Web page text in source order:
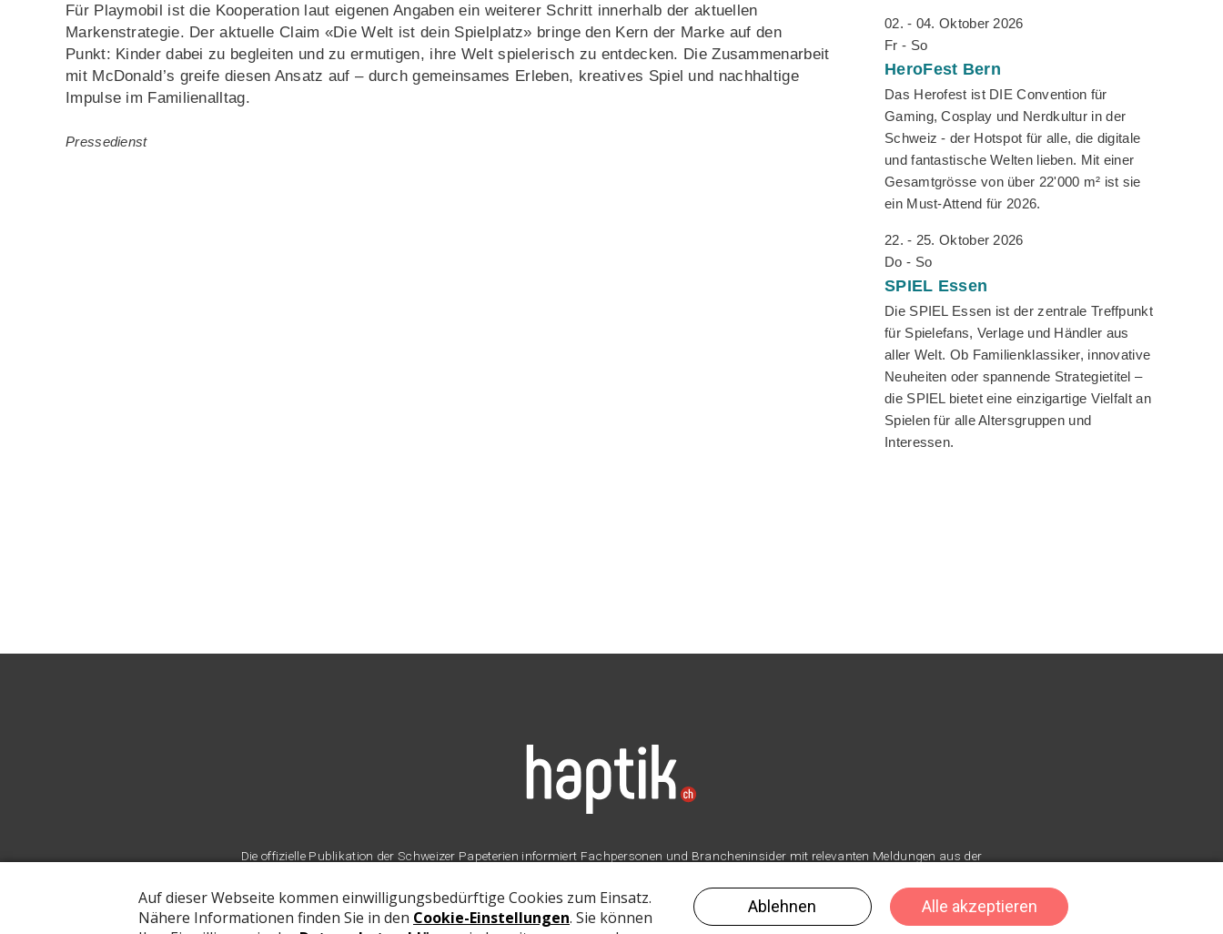
Für Playmobil ist die Kooperation laut eigenen Angaben ein weiterer Schritt innerhalb der aktuellen
Markenstrategie. Der aktuelle Claim «Die Welt ist dein Spielplatz» bringe den Kern der Marke auf den
Punkt: Kinder dabei zu begleiten und zu ermutigen, ihre Welt spielerisch zu entdecken. Die Zusammenarbeit
mit McDonald’s greife diesen Ansatz auf – durch gemeinsames Erleben, kreatives Spiel und nachhaltige
Impulse im Familienalltag.
Pressedienst
02. - 04. Oktober 2026
Fr - So
HeroFest Bern
Das Herofest ist DIE Convention für
Gaming, Cosplay und Nerdkultur in der
Schweiz - der Hotspot für alle, die digitale
und fantastische Welten lieben. Mit einer
Gesamtgrösse von über 22'000 m² ist sie
ein Must-Attend für 2026.
22. - 25. Oktober 2026
Do - So
SPIEL Essen
Die SPIEL Essen ist der zentrale Treffpunkt
für Spielefans, Verlage und Händler aus
aller Welt. Ob Familienklassiker, innovative
Neuheiten oder spannende Strategietitel –
die SPIEL bietet eine einzigartige Vielfalt an
Spielen für alle Altersgruppen und
Interessen.
Die offizielle Publikation der Schweizer Papeterien informiert Fachpersonen und Brancheninsider mit relevanten Meldungen aus der